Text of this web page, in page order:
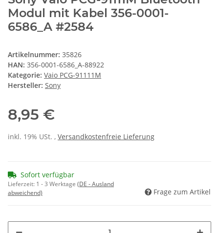
Modul mit Kabel 356-0001-
6586_A #2584
Artikelnummer: 35826
HAN: 356-0001-6586_A-88922
Kategorie: Vaio PCG-91111M
Hersteller: Sony
8,95 €
inkl. 19% USt. , Versandkostenfreie Lieferung
Sofort verfügbar
Lieferzeit: 1 - 3 Werktage (DE - Ausland
abweichend)
Frage zum Artikel